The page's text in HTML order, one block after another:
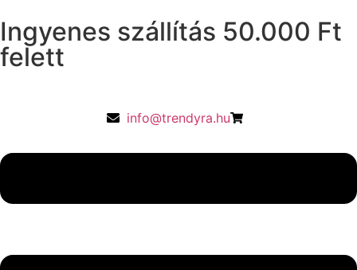
Ingyenes szállítás 50.000 Ft
felett
info@trendyra.hu